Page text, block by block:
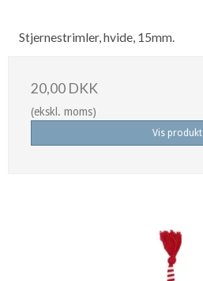
Stjernestrimler, hvide, 15mm.
20,00 DKK
(ekskl. moms)
Vis produkt